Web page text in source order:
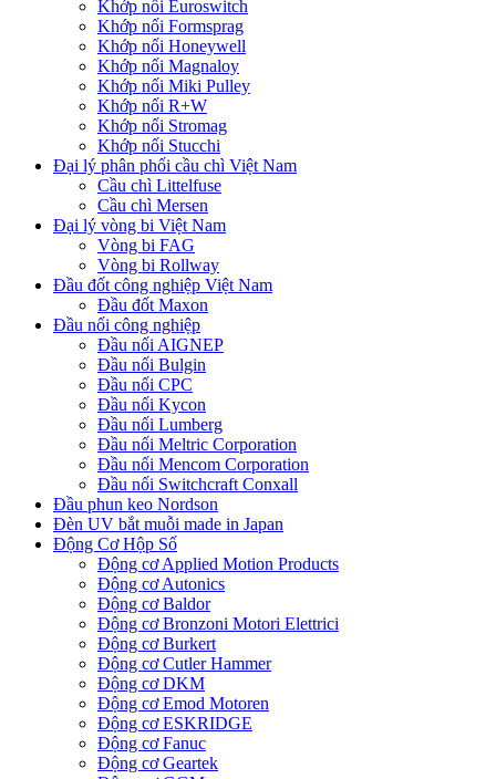
Khớp nối Euroswitch
Khớp nối Formsprag
Khớp nối Honeywell
Khớp nối Magnaloy
Khớp nối Miki Pulley
Khớp nối R+W
Khớp nối Stromag
Khớp nối Stucchi
Đại lý phân phối cầu chì Việt Nam
Cầu chì Littelfuse
Cầu chì Mersen
Đại lý vòng bi Việt Nam
Vòng bi FAG
Vòng bi Rollway
Đầu đốt công nghiệp Việt Nam
Đầu đốt Maxon
Đầu nối công nghiệp
Đầu nối AIGNEP
Đầu nối Bulgin
Đầu nối CPC
Đầu nối Kycon
Đầu nối Lumberg
Đầu nối Meltric Corporation
Đầu nối Mencom Corporation
Đầu nối Switchcraft Conxall
Đầu phun keo Nordson
Đèn UV bắt muỗi made in Japan
Động Cơ Hộp Số
Động cơ Applied Motion Products
Động cơ Autonics
Động cơ Baldor
Động cơ Bronzoni Motori Elettrici
Động cơ Burkert
Động cơ Cutler Hammer
Động cơ DKM
Động cơ Emod Motoren
Động cơ ESKRIDGE
Động cơ Fanuc
Động cơ Geartek